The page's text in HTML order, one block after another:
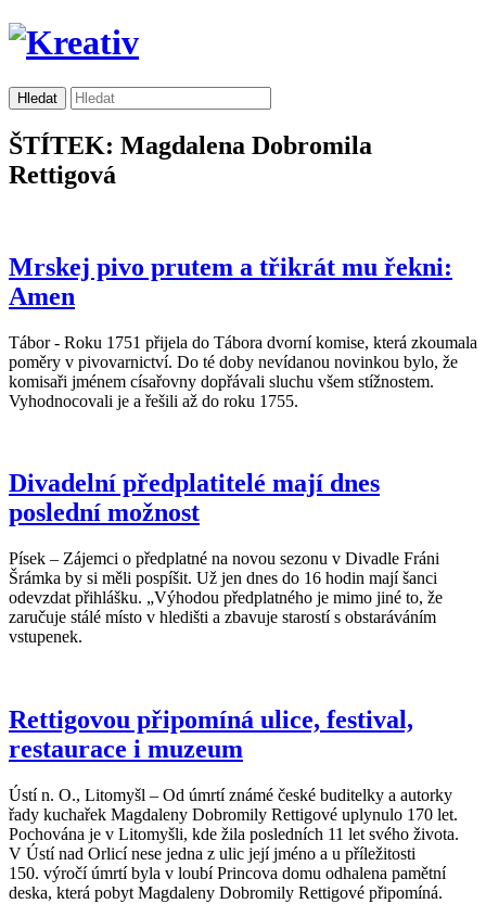
ŠTÍTEK: Magdalena Dobromila
Rettigová
Mrskej pivo prutem a třikrát mu řekni:
Amen
Tábor - Roku 1751 přijela do Tábora dvorní komise, která zkoumala
poměry v pivovarnictví. Do té doby nevídanou novinkou bylo, že
komisaři jménem císařovny dopřávali sluchu všem stížnostem.
Vyhodnocovali je a řešili až do roku 1755.
Divadelní předplatitelé mají dnes
poslední možnost
Písek – Zájemci o předplatné na novou sezonu v Divadle Fráni
Šrámka by si měli pospíšit. Už jen dnes do 16 hodin mají šanci
odevzdat přihlášku. „Výhodou předplatného je mimo jiné to, že
zaručuje stálé místo v hledišti a zbavuje starostí s obstaráváním
vstupenek.
Rettigovou připomíná ulice, festival,
restaurace i muzeum
Ústí n. O., Litomyšl – Od úmrtí známé české buditelky a autorky
řady kuchařek Magdaleny Dobromily Rettigové uplynulo 170 let.
Pochována je v Litomyšli, kde žila posledních 11 let svého života.
V Ústí nad Orlicí nese jedna z ulic její jméno a u příležitosti
150. výročí úmrtí byla v loubí Princova domu odhalena pamětní
deska, která pobyt Magdaleny Dobromily Rettigové připomíná.